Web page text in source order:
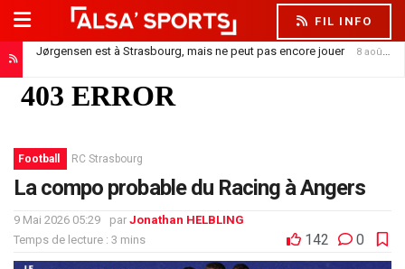
FIL INFO
Jørgensen est à Strasbourg, mais ne peut pas encore jouer
8 août 2026
Nantes, la nouvelle terre d’accueil des anciens Strasbourgeois 7 août 2026
Football RC Strasbourg
La compo probable du Racing à Angers
9 Mai 2026 05:29 par Jonathan HELBLING
Temps de lecture : 3 mins
142 0